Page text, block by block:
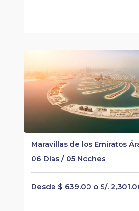
Maravillas de los Emiratos
06 Días / 05 Noches
Desde $ 639.00 o S/.